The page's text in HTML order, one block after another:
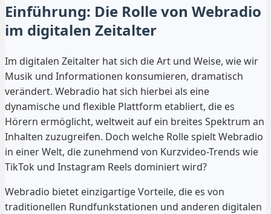
Einführung: Die Rolle von Webradio
im digitalen Zeitalter
Im digitalen Zeitalter hat sich die Art und Weise, wie wir
Musik und Informationen konsumieren, dramatisch
verändert. Webradio hat sich hierbei als eine
dynamische und flexible Plattform etabliert, die es
Hörern ermöglicht, weltweit auf ein breites Spektrum an
Inhalten zuzugreifen. Doch welche Rolle spielt Webradio
in einer Welt, die zunehmend von Kurzvideo-Trends wie
TikTok und Instagram Reels dominiert wird?
Webradio bietet einzigartige Vorteile, die es von
traditionellen Rundfunkstationen und anderen digitalen